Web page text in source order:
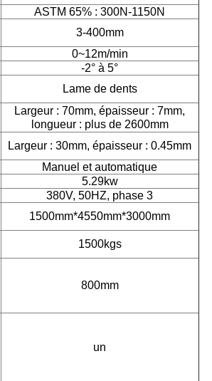
ASTM 65% : 300N-1150N
3-400mm
0~12m/min
-2° à 5°
Lame de dents
Largeur : 70mm, épaisseur : 7mm,
longueur : plus de 2600mm
Largeur : 30mm, épaisseur : 0.45mm
Manuel et automatique
5.29kw
380V, 50HZ, phase 3
1500mm*4550mm*3000mm
1500kgs
800mm
un